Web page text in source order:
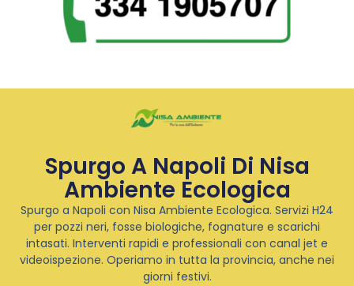
Spurgo A Napoli Di Nisa
Ambiente Ecologica
Spurgo a Napoli con Nisa Ambiente Ecologica. Servizi H24
per pozzi neri, fosse biologiche, fognature e scarichi
intasati. Interventi rapidi e professionali con canal jet e
videoispezione. Operiamo in tutta la provincia, anche nei
giorni festivi.